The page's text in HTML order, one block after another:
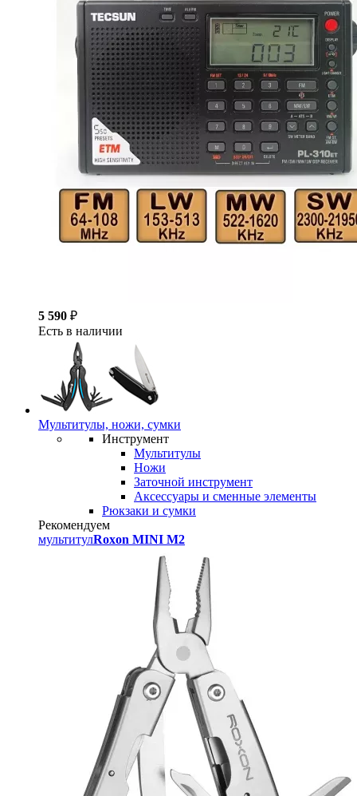
5 590 ₽
Есть в наличии
Мультитулы, ножи, сумки
Инструмент
Мультитулы
Ножи
Заточной инструмент
Аксессуары и сменные элементы
Рюкзаки и сумки
Рекомендуем
мультитулRoxon MINI M2